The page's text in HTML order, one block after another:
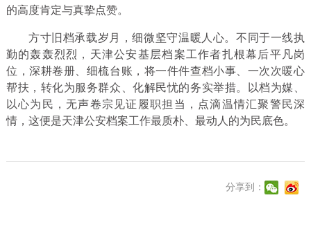
的高度肯定与真挚点赞。
方寸旧档承载岁月，细微坚守温暖人心。不同于一线执
勤的轰轰烈烈，天津公安基层档案工作者扎根幕后平凡岗
位，深耕卷册、细梳台账，将一件件查档小事、一次次暖心
帮扶，转化为服务群众、化解民忧的务实举措。以档为媒、
以心为民，无声卷宗见证履职担当，点滴温情汇聚警民深
情，这便是天津公安档案工作最质朴、最动人的为民底色。
分享到：